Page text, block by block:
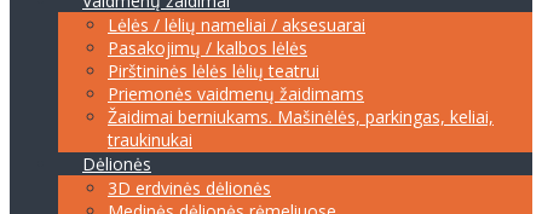
Lėlės / lėlių nameliai / aksesuarai
Pasakojimų / kalbos lėlės
Pirštininės lėlės lėlių teatrui
Priemonės vaidmenų žaidimams
Žaidimai berniukams. Mašinėlės, parkingas, keliai,
traukinukai
Dėlionės
3D erdvinės dėlionės